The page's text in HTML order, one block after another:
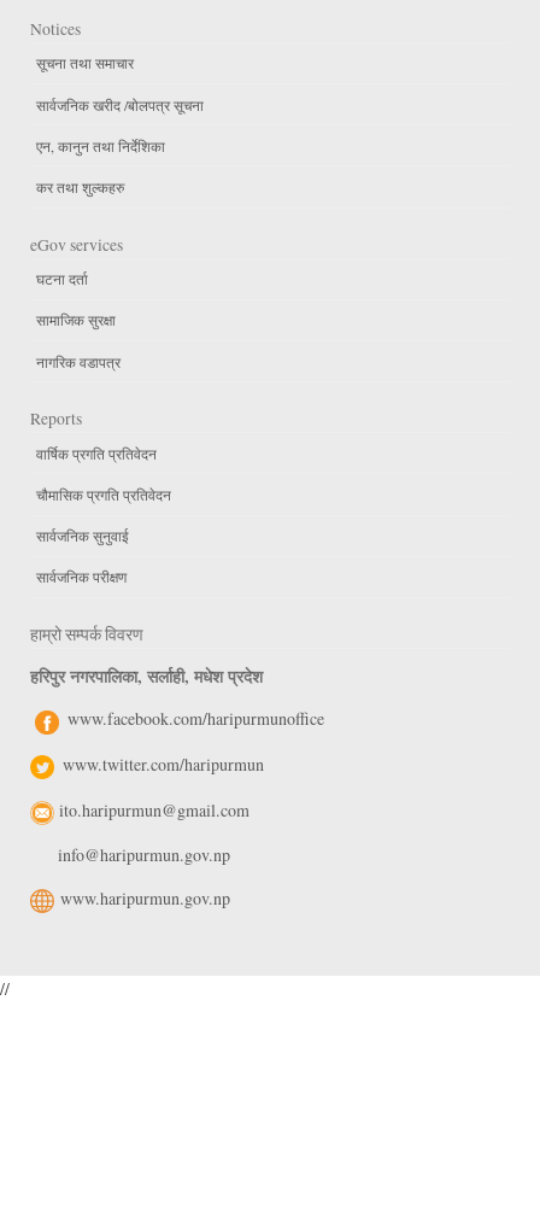
Notices
सूचना तथा समाचार
सार्वजनिक खरीद /बोलपत्र सूचना
एन, कानुन तथा निर्देशिका
कर तथा शुल्कहरु
eGov services
घटना दर्ता
सामाजिक सुरक्षा
नागरिक वडापत्र
Reports
वार्षिक प्रगति प्रतिवेदन
चौमासिक प्रगति प्रतिवेदन
सार्वजनिक सुनुवाई
सार्वजनिक परीक्षण
हाम्रो सम्पर्क विवरण
हरिपुर नगरपालिका, सर्लाही, मधेश प्रदेश
www.facebook.com/haripurmunoffice
www.twitter.com/haripurmun
ito.haripurmun@gmail.com
info@haripurmun.gov.np
www.haripurmun.gov.np
//